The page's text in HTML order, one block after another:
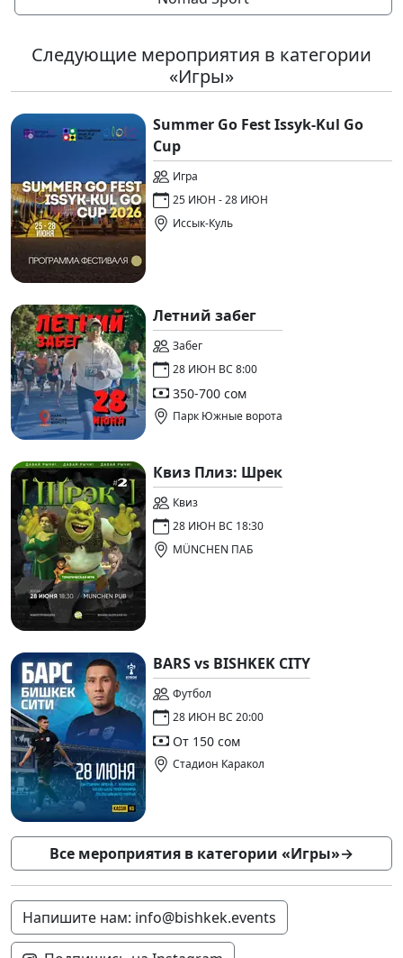
Следующие мероприятия в категории
«Игры»
Summer Go Fest Issyk-Kul Go
Cup
Игра
25 ИЮН - 28 ИЮН
Иссык-Куль
Летний забег
Забег
28 ИЮН ВС 8:00
350-700 сом
Парк Южные ворота
Квиз Плиз: Шрек
Квиз
28 ИЮН ВС 18:30
MÜNCHEN ПАБ
BARS vs BISHKEK CITY
Футбол
28 ИЮН ВС 20:00
От 150 сом
Стадион Каракол
Все мероприятия в категории «Игры»→
Напишите нам: info@bishkek.events